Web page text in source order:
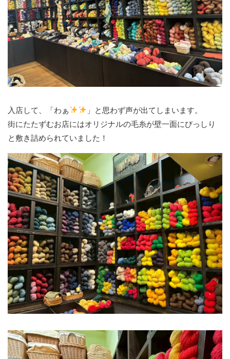
入店して、「わぁ
」と思わず声が出てしまいます。
街にたたずむお店にはオリジナルの毛糸が壁一面にびっしり
と敷き詰められていました！